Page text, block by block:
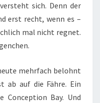
sich. Denn der
erst recht, wenn es –
mal nicht regnet.
mehrfach belohnt
ab auf die Fähre. Ein
Conception Bay. Und